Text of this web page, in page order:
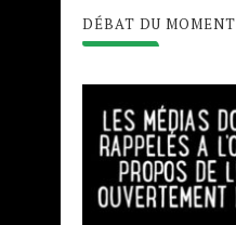
DÉBAT DU MOMENT